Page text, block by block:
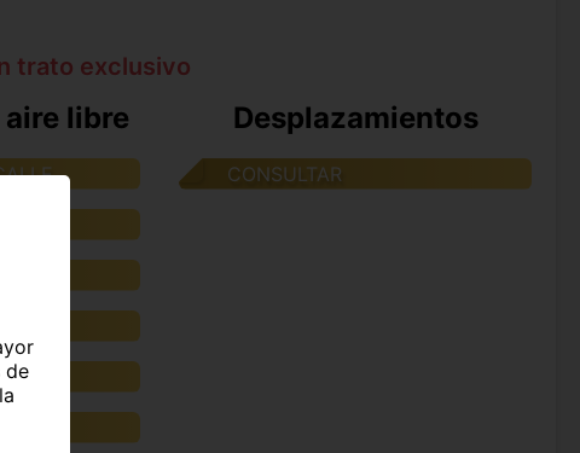
trato exclusivo
libre Desplazamientos
CONSULTAR
de